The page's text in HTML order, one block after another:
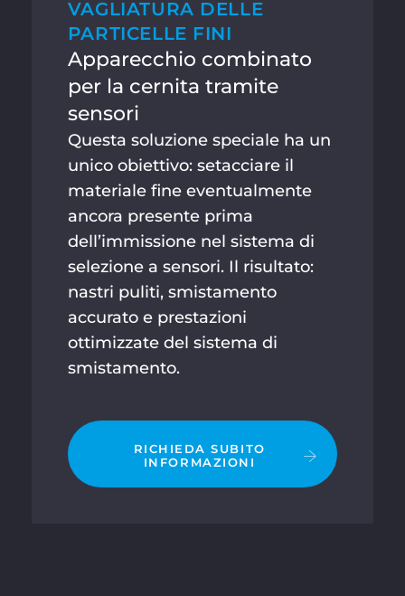
VAGLIATURA DELLE
PARTICELLE FINI
Apparecchio combinato
per la cernita tramite
sensori
Questa soluzione speciale ha un
unico obiettivo: setacciare il
materiale fine eventualmente
ancora presente prima
dell’immissione nel sistema di
selezione a sensori. Il risultato:
nastri puliti, smistamento
accurato e prestazioni
ottimizzate del sistema di
smistamento.
RICHIEDA SUBITO
INFORMAZIONI